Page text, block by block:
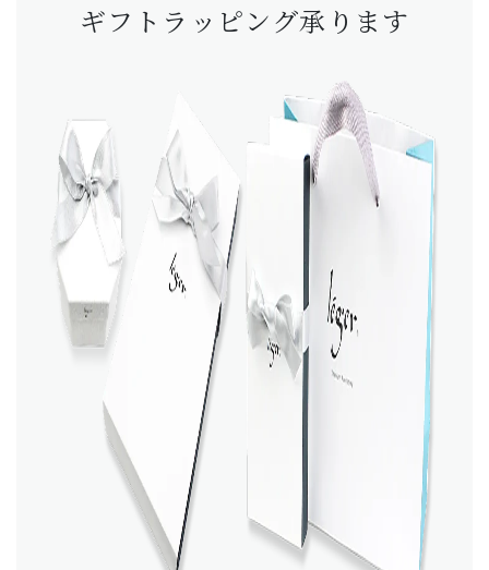
ギフトラッピング承ります